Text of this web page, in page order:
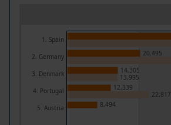
1. Spain
2. Germany
3. Denmark
4. Portugal
5. Austria
20,495
14,305
12,339
8,494
13,995
22,817